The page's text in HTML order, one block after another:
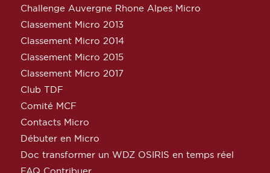
Challenge Auvergne Rhone Alpes Micro
Classement Micro 2013
Classement Micro 2014
Classement Micro 2015
Classement Micro 2017
Club TDF
Comité MCF
Contacts Micro
Débuter en Micro
Doc transformer un WDZ OSIRIS en temps réel
FAQ Contribuer